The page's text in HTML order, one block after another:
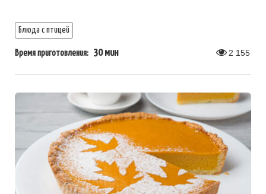
Блюда с птицей
Время приготовления: 30 мин 2 155